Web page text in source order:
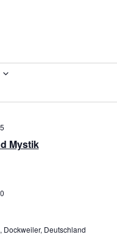
Mystik
Dockweiler, Deutschland